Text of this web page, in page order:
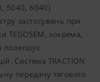
5040, 6040)
застосувань при
TEGOSEM, зокрема,
полегшує
Система TRACTION
передачу тягового